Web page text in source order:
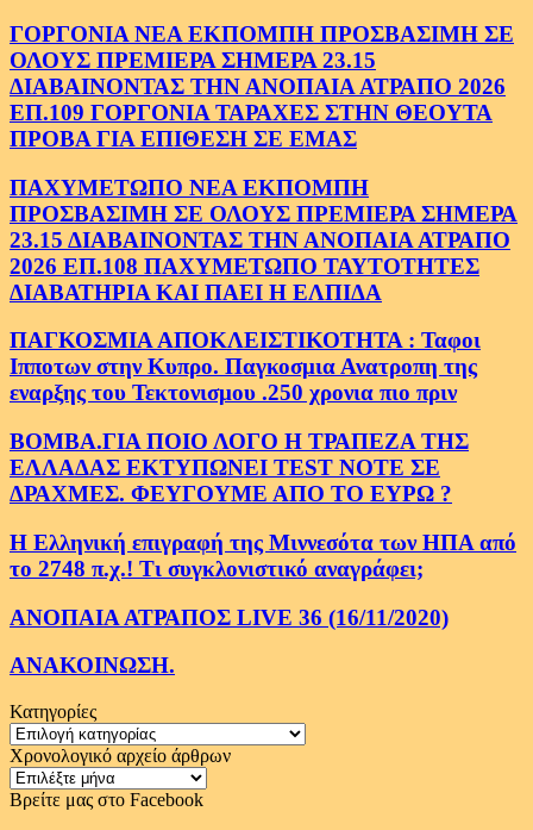
ΓΟΡΓΟΝΙΑ ΝΕΑ ΕΚΠΟΜΠΗ ΠΡΟΣΒΑΣΙΜΗ ΣΕ
ΟΛΟΥΣ ΠΡΕΜΙΕΡΑ ΣΗΜΕΡΑ 23.15
ΔΙΑΒΑΙΝΟΝΤΑΣ ΤΗΝ ΑΝΟΠΑΙΑ ΑΤΡΑΠΟ 2026
ΕΠ.109 ΓΟΡΓΟΝΙΑ ΤΑΡΑΧΕΣ ΣΤΗΝ ΘΕΟΥΤΑ
ΠΡΟΒΑ ΓΙΑ ΕΠΙΘΕΣΗ ΣΕ ΕΜΑΣ
ΠΑΧΥΜΕΤΩΠΟ ΝΕΑ ΕΚΠΟΜΠΗ
ΠΡΟΣΒΑΣΙΜΗ ΣΕ ΟΛΟΥΣ ΠΡΕΜΙΕΡΑ ΣΗΜΕΡΑ
23.15 ΔΙΑΒΑΙΝΟΝΤΑΣ ΤΗΝ ΑΝΟΠΑΙΑ ΑΤΡΑΠΟ
2026 ΕΠ.108 ΠΑΧΥΜΕΤΩΠΟ ΤΑΥΤΟΤΗΤΕΣ
ΔΙΑΒΑΤΗΡΙΑ ΚΑΙ ΠΑΕΙ Η ΕΛΠΙΔΑ
ΠΑΓΚΟΣΜΙΑ ΑΠΟΚΛΕΙΣΤΙΚΟΤΗΤΑ : Ταφοι
Ιπποτων στην Κυπρο. Παγκοσμια Ανατροπη της
εναρξης του Τεκτονισμου .250 χρονια πιο πριν
ΒΟΜΒΑ.ΓΙΑ ΠΟΙΟ ΛΟΓΟ Η ΤΡΑΠΕΖΑ ΤΗΣ
ΕΛΛΑΔΑΣ ΕΚΤΥΠΩΝΕΙ TEST NOTE ΣΕ
ΔΡΑΧΜΕΣ. ΦΕΥΓΟΥΜΕ ΑΠΟ ΤΟ ΕΥΡΩ ?
Η Ελληνική επιγραφή της Μιννεσότα των ΗΠΑ από
το 2748 π.χ.! Τι συγκλονιστικό αναγράφει;
ΑΝΟΠΑΙΑ ΑΤΡΑΠΟΣ LIVE 36 (16/11/2020)
ΑΝΑΚΟΙΝΩΣΗ.
Κατηγορίες
Κατηγορίες
Χρονολογικό αρχείο άρθρων
Χρονολογικό
αρχείο
Βρείτε μας στο Facebook